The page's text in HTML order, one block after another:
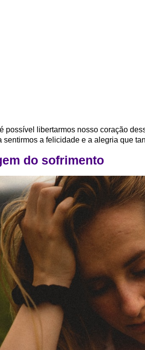
possível libertarmos nosso coração
sentirmos a felicidade e a alegria que
do sofrimento